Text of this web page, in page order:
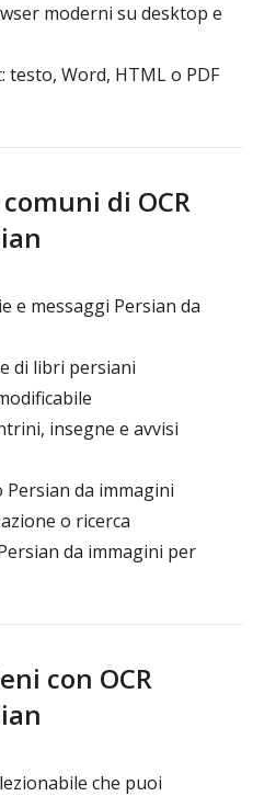
moderni su desktop e
testo, Word, HTML o PDF
comuni di OCR
e messaggi Persian da
di libri persiani
insegne e avvisi
Persian da immagini
o ricerca
da immagini per
con OCR
che puoi